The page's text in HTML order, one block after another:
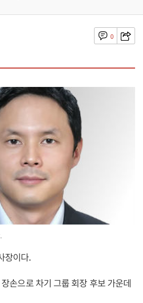
0
장이다.
손으로 차기 그룹 회장 후보 가운데